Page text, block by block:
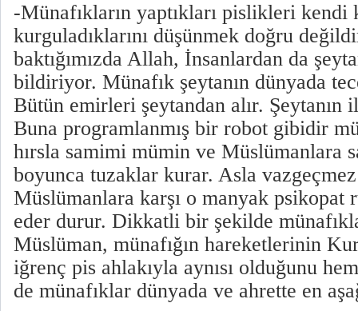
-Münafıkların yaptıkları pislikleri kendi
kurguladıklarını düşünmek doğru
baktığımızda Allah, İnsanlardan da
bildiriyor. Münafık şeytanın dünyada
Bütün emirleri şeytandan alır. Şeytanın
Buna programlanmış bir robot gibidir
hırsla samimi mümin ve Müslümanlara
boyunca tuzaklar kurar. Asla
Müslümanlara karşı o manyak psikopat
eder durur. Dikkatli bir şekilde
Müslüman, münafığın hareketlerinin
iğrenç pis ahlakıyla aynısı olduğunu
de münafıklar dünyada ve ahrette en